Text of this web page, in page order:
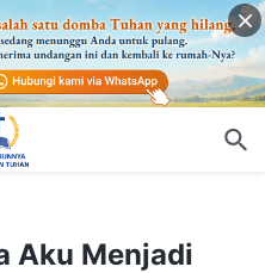
Palsu
Aku Menjadi